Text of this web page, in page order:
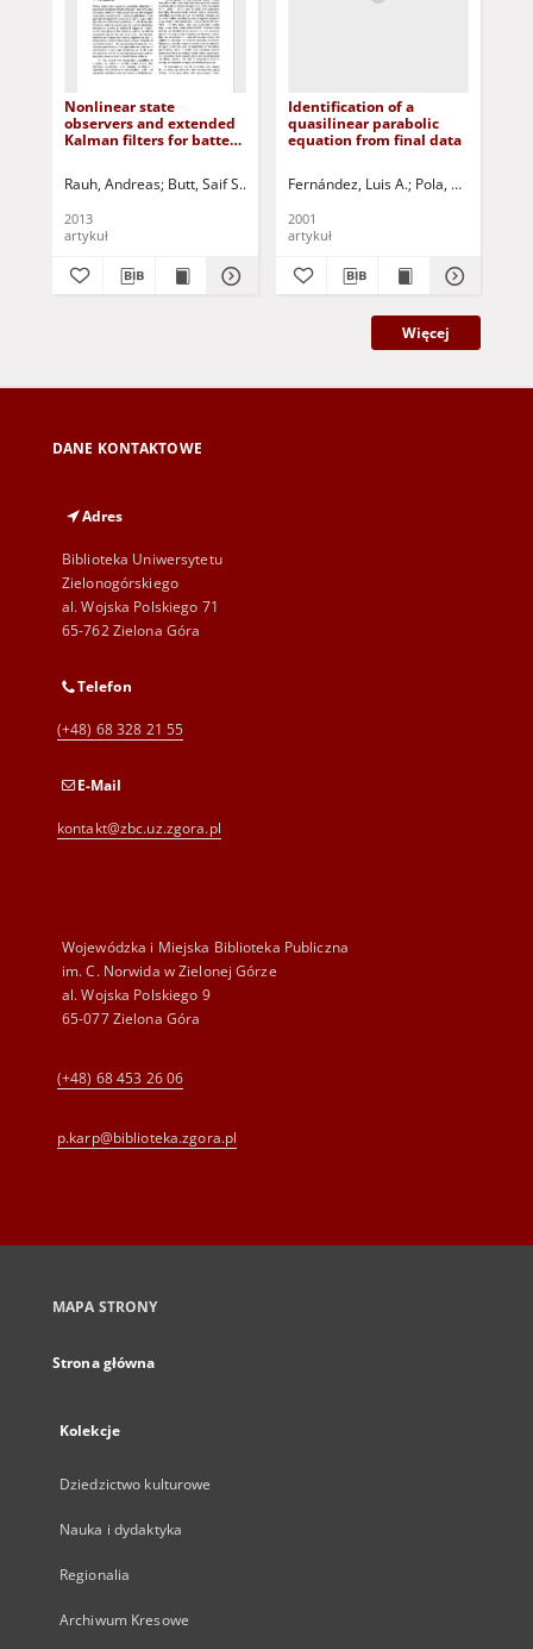
Nonlinear state
observers and extended
Kalman filters for battery
Rauh, Andreas Butt, Saif S. Aschemann, Harald Korbicz, Józef (1951-
2013
artykuł
Identification of a
quasilinear parabolic
equation from final data
Fernández, Luis A. Pola, Cecilia
2001
artykuł
Więcej
DANE KONTAKTOWE
Adres
Biblioteka Uniwersytetu
Zielonogórskiego
al. Wojska Polskiego 71
65-762 Zielona Góra
Telefon
(+48) 68 328 21 55
E-Mail
kontakt@zbc.uz.zgora.pl
Wojewódzka i Miejska Biblioteka Publiczna
im. C. Norwida w Zielonej Górze
al. Wojska Polskiego 9
65-077 Zielona Góra
(+48) 68 453 26 06
p.karp@biblioteka.zgora.pl
MAPA STRONY
Strona główna
Kolekcje
Dziedzictwo kulturowe
Nauka i dydaktyka
Regionalia
Archiwum Kresowe